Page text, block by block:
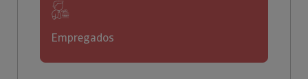
Empregados